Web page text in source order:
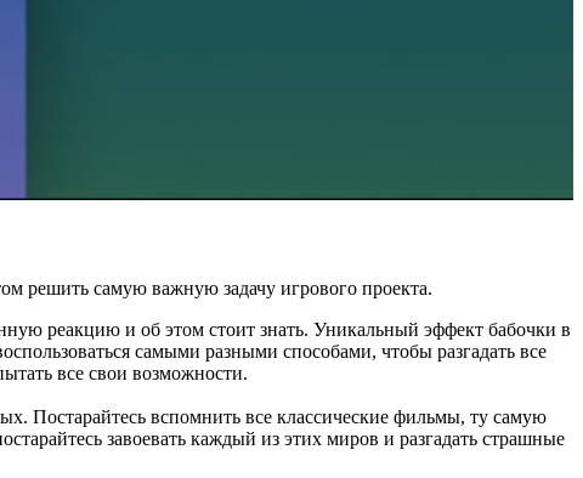
решить самую важную задачу игрового проекта.
реакцию и об этом стоит знать. Уникальный эффект бабочки в
самыми разными способами, чтобы разгадать все
все свои возможности.
Постарайтесь вспомнить все классические фильмы, ту самую
завоевать каждый из этих миров и разгадать страшные